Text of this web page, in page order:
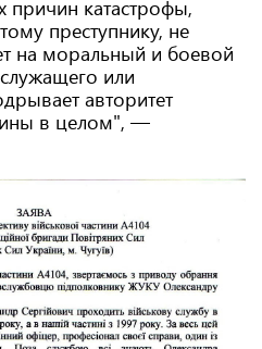
причин катастрофы,
преступнику, не
на моральный и боевой
или
авторитет
в целом", —